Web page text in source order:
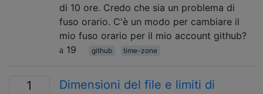
di 10 ore. Credo che sia un problema di
fuso orario. C'è un modo per cambiare il
mio fuso orario per il mio account github?
19
github time-zone
1
Dimensioni del file e limiti di